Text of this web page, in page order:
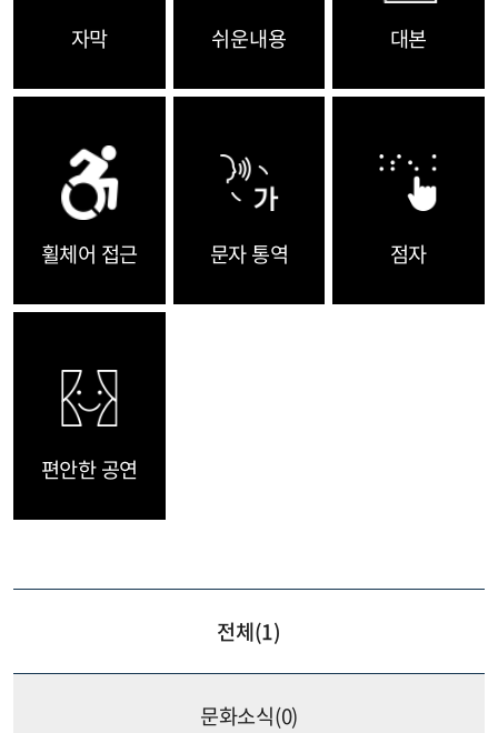
자막 쉬운내용 대본
휠체어 접근 문자 통역 점자
편안한 공연
전체(1)
문화소식(0)